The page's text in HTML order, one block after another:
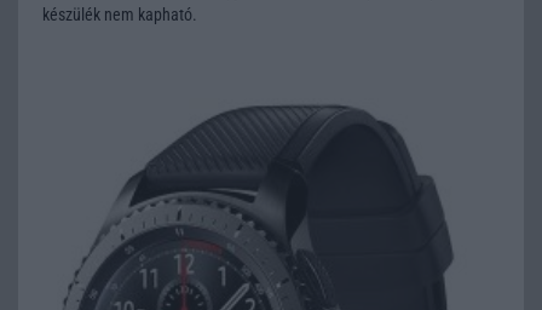
készülék nem kapható.